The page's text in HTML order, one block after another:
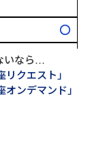
いなら…
クエスト」
ンデマンド」